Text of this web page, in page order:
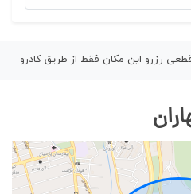
رزرو این مکان فقط از طریق کادرو